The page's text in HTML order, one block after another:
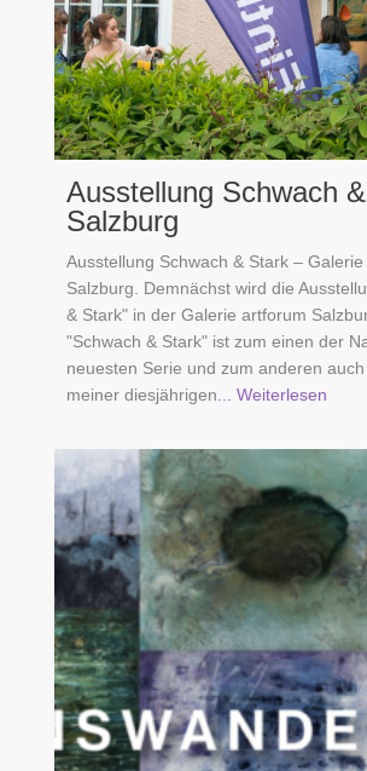
Ausstellung Schwach
Salzburg
Ausstellung Schwach & Stark –
Salzburg. Demnächst wird die
& Stark" in der Galerie artforum
"Schwach & Stark" ist zum einen der
neuesten Serie und zum anderen
meiner diesjährigen ... Weiterlesen